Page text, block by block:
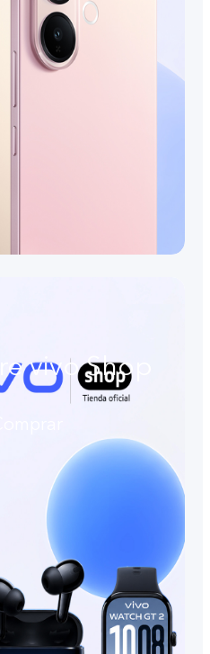
vivo Shop